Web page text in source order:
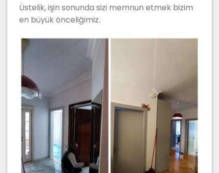
Üstelik, işin sonunda sizi memnun etmek bizim
en büyük önceliğimiz.